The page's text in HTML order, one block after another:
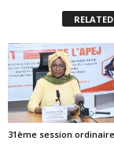
31ème session ordinaire